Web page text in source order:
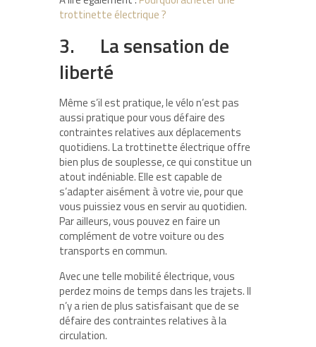
trottinette électrique ?
3. La sensation de
liberté
Même s’il est pratique, le vélo n’est pas
aussi pratique pour vous défaire des
contraintes relatives aux déplacements
quotidiens. La trottinette électrique offre
bien plus de souplesse, ce qui constitue un
atout indéniable. Elle est capable de
s’adapter aisément à votre vie, pour que
vous puissiez vous en servir au quotidien.
Par ailleurs, vous pouvez en faire un
complément de votre voiture ou des
transports en commun.
Avec une telle mobilité électrique, vous
perdez moins de temps dans les trajets. Il
n’y a rien de plus satisfaisant que de se
défaire des contraintes relatives à la
circulation.